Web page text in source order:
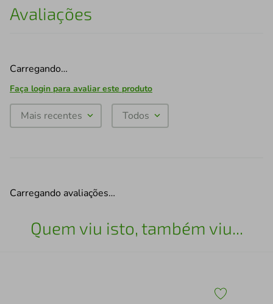
Avaliações
Carregando…
Faça login para avaliar este produto
Mais recentes Todos
Carregando avaliações…
Quem viu isto, também viu...